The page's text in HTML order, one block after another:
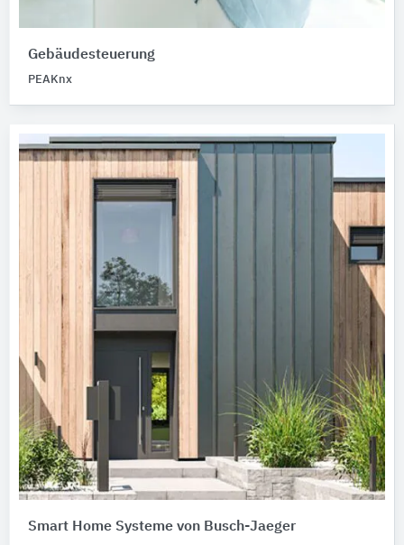
Gebäudesteuerung
PEAKnx
Smart Home Systeme von Busch-Jaeger